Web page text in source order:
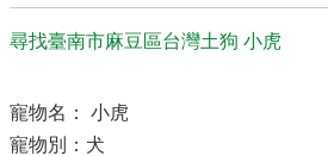
尋找臺南市麻豆區台灣土狗 小虎
寵物名： 小虎
寵物別：犬